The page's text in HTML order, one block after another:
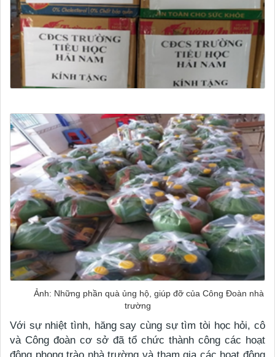
Ảnh: Những phần quà ủng hộ, giúp đỡ của Công Đoàn nhà
trường
Với sự nhiệt tình, hăng say cùng sự tìm tòi học hỏi, cô
và Công đoàn cơ sở đã tổ chức thành công các hoạt
động phong trào nhà trường và tham gia các hoạt động